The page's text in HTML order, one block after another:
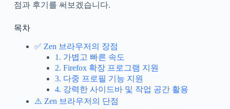
점과 후기를 써보겠습니다.
목차
✅ Zen 브라우저의 장점
1. 가볍고 빠른 속도
2. Firefox 확장 프로그램 지원
3. 다중 프로필 기능 지원
4. 강력한 사이드바 및 작업 공간 활용
⚠️ Zen 브라우저의 단점